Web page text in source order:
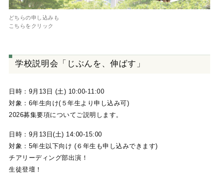
どちらの申し込みも
こちらをクリック
学校説明会「じぶんを、伸ばす」
日時：9月13日 (土) 10:00-11:00
対象：6年生向け(５年生より申し込み可)
2026募集要項についてご説明します。
日時：9月13日(土) 14:00-15:00
対象：5年生以下向け (６年生も申し込みできます)
チアリーディング部出演！
生徒登壇！